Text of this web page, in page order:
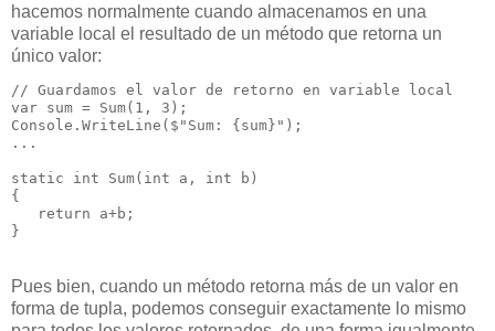
hacemos normalmente cuando almacenamos en una
variable local el resultado de un método que retorna un
único valor:
// Guardamos el valor de retorno en variable local
var sum = Sum(1, 3);
Console.WriteLine($"Sum: {sum}");
...
static int Sum(int a, int b)
{
   return a+b;
}
Pues bien, cuando un método retorna más de un valor en
forma de tupla, podemos conseguir exactamente lo mismo